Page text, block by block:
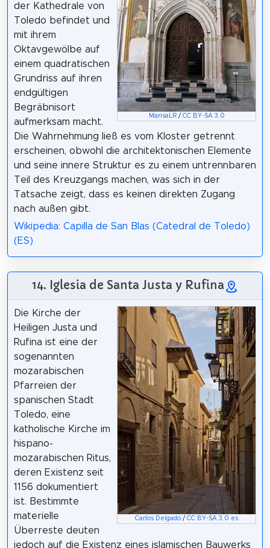
MarisaLR/ CC BY-SA 3.0
der Kathedrale von
Toledo befindet und
mit ihrem
Oktavgewölbe auf
einem quadratischen
Grundriss auf ihren
endgültigen
Begräbnisort
aufmerksam macht.
Die Wahrnehmung ließ es vom Kloster getrennt
erscheinen, obwohl die architektonischen Elemente
und seine innere Struktur es zu einem untrennbaren
Teil des Kreuzgangs machen, was sich in der
Tatsache zeigt, dass es keinen direkten Zugang
nach außen gibt.
Wikipedia: Capilla de San Blas (Catedral de Toledo)
(ES)
14. Iglesia de Santa Justa y Rufina
Carlos Delgado /CC BY-SA 3.0 es
Die Kirche der
Heiligen Justa und
Rufina ist eine der
sogenannten
mozarabischen
Pfarreien der
spanischen Stadt
Toledo, eine
katholische Kirche im
hispano-
mozarabischen Ritus,
deren Existenz seit
1156 dokumentiert
ist. Bestimmte
materielle
Überreste deuten
jedoch auf die Existenz eines islamischen Bauwerks